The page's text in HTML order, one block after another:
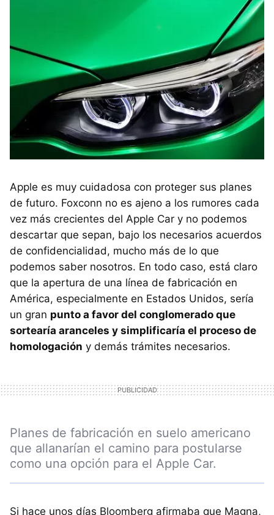
Apple es muy cuidadosa con proteger sus planes
de futuro. Foxconn no es ajeno a los rumores cada
vez más crecientes del Apple Car y no podemos
descartar que sepan, bajo los necesarios acuerdos
de confidencialidad, mucho más de lo que
podemos saber nosotros. En todo caso, está claro
que la apertura de una línea de fabricación en
América, especialmente en Estados Unidos, sería
un gran punto a favor del conglomerado que
sortearía aranceles y simplificaría el proceso de
homologación y demás trámites necesarios.
Planes de fabricación en suelo americano
que allanarían el camino para postularse
como una opción para el Apple Car.
Si hace unos días Bloomberg afirmaba que Magna,